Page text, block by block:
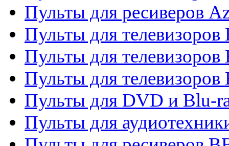
Пульты для ресиверов
Пульты для
Пульты для
Пульты для
Пульты для DVD и Blu-
Пульты для